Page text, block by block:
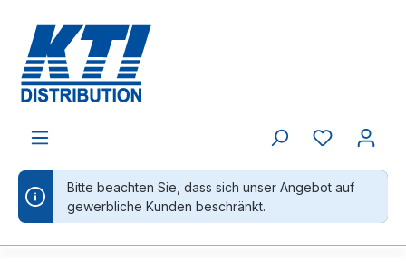
Bitte beachten Sie, dass sich unser Angebot auf
gewerbliche Kunden beschränkt.